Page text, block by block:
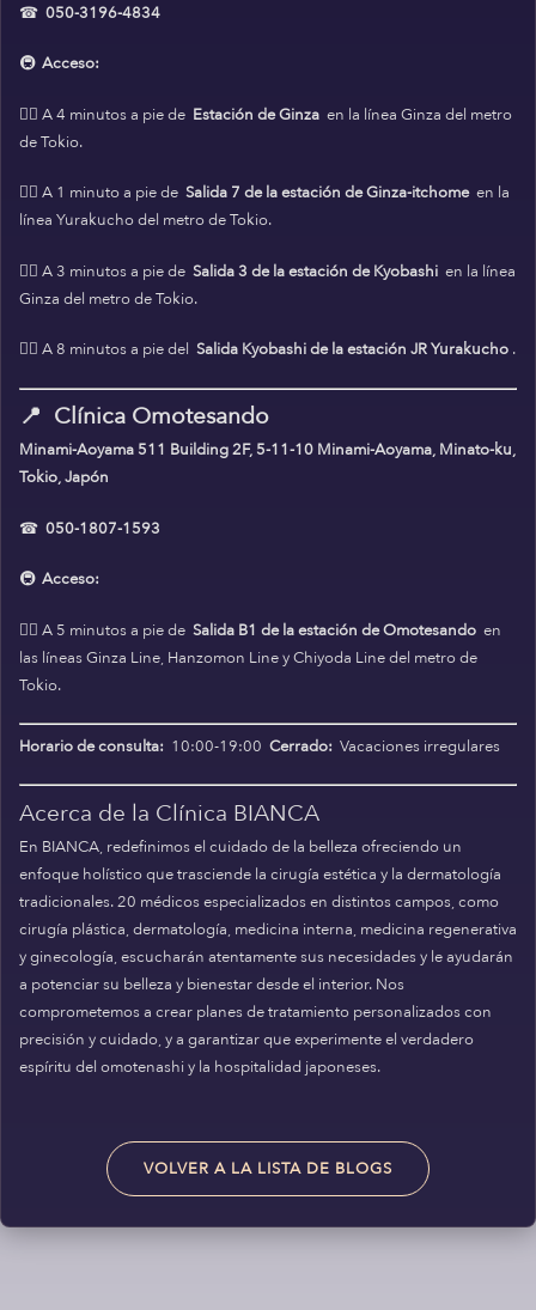
☎ 050-3196-4834
🚇 Acceso:
🚶‍♀️ A 4 minutos a pie de Estación de Ginza en la línea Ginza del metro
de Tokio.
🚶‍♀️ A 1 minuto a pie de Salida 7 de la estación de Ginza-itchomeen la
línea Yurakucho del metro de Tokio.
🚶‍♀️ A 3 minutos a pie de Salida 3 de la estación de Kyobashi en la línea
Ginza del metro de Tokio.
🚶‍♀️ A 8 minutos a pie del Salida Kyobashi de la estación JR Yurakucho .
📍 Clínica Omotesando
Minami-Aoyama 511 Building 2F, 5-11-10 Minami-Aoyama, Minato-ku,
Tokio, Japón
☎ 050-1807-1593
🚇 Acceso:
🚶‍♀️ A 5 minutos a pie de Salida B1 de la estación de Omotesando en
las líneas Ginza Line, Hanzomon Line y Chiyoda Line del metro de
Tokio.
Horario de consulta: 10:00-19:00 Cerrado: Vacaciones irregulares
Acerca de la Clínica BIANCA
En BIANCA, redefinimos el cuidado de la belleza ofreciendo un
enfoque holístico que trasciende la cirugía estética y la dermatología
tradicionales. 20 médicos especializados en distintos campos, como
cirugía plástica, dermatología, medicina interna, medicina regenerativa
y ginecología, escucharán atentamente sus necesidades y le ayudarán
a potenciar su belleza y bienestar desde el interior. Nos
comprometemos a crear planes de tratamiento personalizados con
precisión y cuidado, y a garantizar que experimente el verdadero
espíritu del omotenashi y la hospitalidad japoneses.
VOLVER A LA LISTA DE BLOGS